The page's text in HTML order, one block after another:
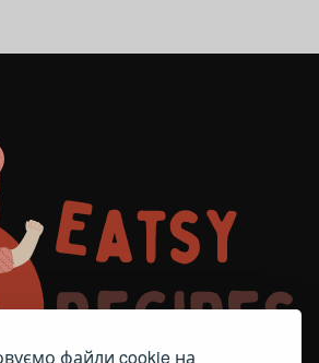
файли cookie на